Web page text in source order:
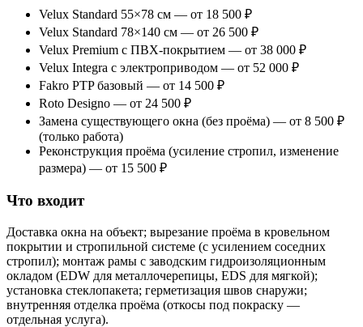
Velux Standard 55×78 см — от 18 500 ₽
Velux Standard 78×140 см — от 26 500 ₽
Velux Premium с ПВХ-покрытием — от 38 000 ₽
Velux Integra с электроприводом — от 52 000 ₽
Fakro PTP базовый — от 14 500 ₽
Roto Designo — от 24 500 ₽
Замена существующего окна (без проёма) — от 8 500 ₽
(только работа)
Реконструкция проёма (усиление стропил, изменение
размера) — от 15 500 ₽
Что входит
Доставка окна на объект; вырезание проёма в кровельном
покрытии и стропильной системе (с усилением соседних
стропил); монтаж рамы с заводским гидроизоляционным
окладом (EDW для металлочерепицы, EDS для мягкой);
установка стеклопакета; герметизация швов снаружи;
внутренняя отделка проёма (откосы под покраску —
отдельная услуга).